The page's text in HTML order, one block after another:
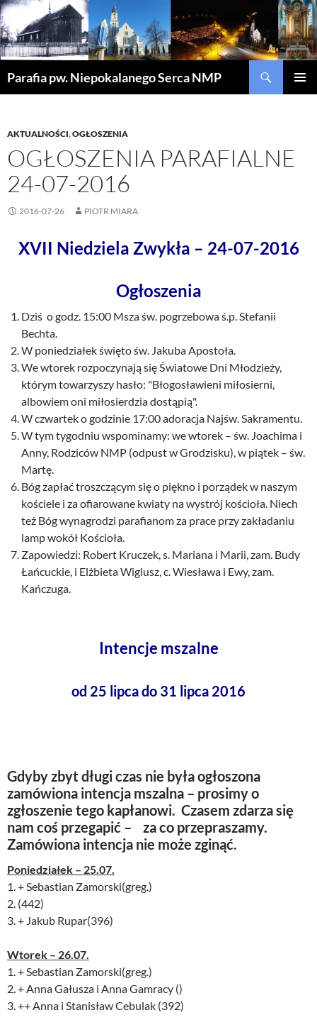
Parafia pw. Niepokalanego Serca NMP
AKTUALNOŚCI,OGŁOSZENIA
OGŁOSZENIA PARAFIALNE
24-07-2016
2016-07-26 PIOTR MIARA
XVII Niedziela Zwykła – 24-07-2016
Ogłoszenia
Dziś o godz. 15:00 Msza św. pogrzebowa ś.p. Stefanii
Bechta.
W poniedziałek święto św. Jakuba Apostoła.
We wtorek rozpoczynają się Światowe Dni Młodzieży,
którym towarzyszy hasło: "Błogosławieni miłosierni,
albowiem oni miłosierdzia dostąpią".
W czwartek o godzinie 17:00 adoracja Najśw. Sakramentu.
W tym tygodniu wspominamy: we wtorek – św. Joachima i
Anny, Rodziców NMP (odpust w Grodzisku), w piątek – św.
Martę.
Bóg zapłać troszczącym się o piękno i porządek w naszym
kościele i za ofiarowane kwiaty na wystrój kościoła. Niech
też Bóg wynagrodzi parafianom za prace przy zakładaniu
lamp wokół Kościoła.
Zapowiedzi: Robert Kruczek, s. Mariana i Marii, zam. Budy
Łańcuckie, i Elżbieta Wiglusz, c. Wiesława i Ewy, zam.
Kańczuga.
Intencje mszalne
od 25 lipca do 31 lipca 2016
Gdyby zbyt długi czas nie była ogłoszona
zamówiona intencja mszalna – prosimy o
zgłoszenie tego kapłanowi. Czasem zdarza się
nam coś przegapić – za co przepraszamy.
Zamówiona intencja nie może zginąć.
Poniedziałek – 25.07.
1. + Sebastian Zamorski(greg.)
2. (442)
3. + Jakub Rupar(396)
Wtorek – 26.07.
1. + Sebastian Zamorski(greg.)
2. + Anna Gałusza i Anna Gamracy ()
3. ++ Anna i Stanisław Cebulak (392)